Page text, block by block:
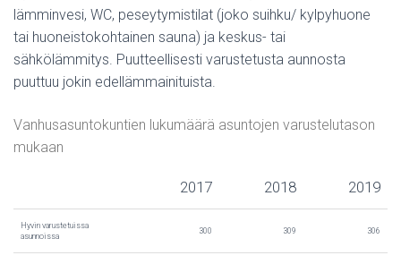
lämminvesi, WC, peseytymistilat (joko suihku/ kylpyhuone
tai huoneistokohtainen sauna) ja keskus- tai
sähkölämmitys. Puutteellisesti varustetusta aunnosta
puuttuu jokin edellämmainituista.
Vanhusasuntokuntien lukumäärä asuntojen varustelutason
mukaan
2017 2018 2019
Hyvin varustetuissa
asunnoissa
300 309 306